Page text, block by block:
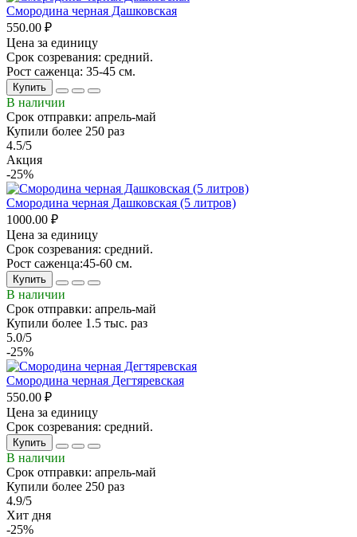
Смородина черная Дашковская
550.00 ₽
Цена за единицу
Срок созревания: средний.
Рост саженца: 35-45 см.
Купить
В наличии
Срок отправки: апрель-май
Купили более 250 раз
4.5/5
Акция
-25%
Смородина черная Дашковская (5 литров)
1000.00 ₽
Цена за единицу
Срок созревания: средний.
Рост саженца:45-60 см.
Купить
В наличии
Срок отправки: апрель-май
Купили более 1.5 тыс. раз
5.0/5
-25%
Смородина черная Дегтяревская
550.00 ₽
Цена за единицу
Срок созревания: средний.
Купить
В наличии
Срок отправки: апрель-май
Купили более 250 раз
4.9/5
Хит дня
-25%